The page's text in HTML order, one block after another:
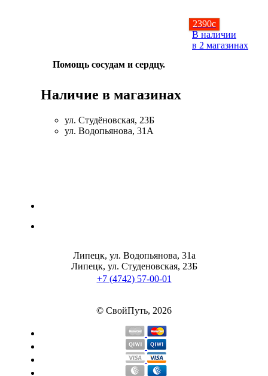
2390c
В наличии
в 2 магазинах
Помощь сосудам и сердцу.
Наличие в магазинах
ул. Студёновская, 23Б
ул. Водопьянова, 31А
Липецк, ул. Водопьянова, 31а
Липецк, ул. Студеновская, 23Б
+7 (4742) 57-00-01
© СвойПуть, 2026